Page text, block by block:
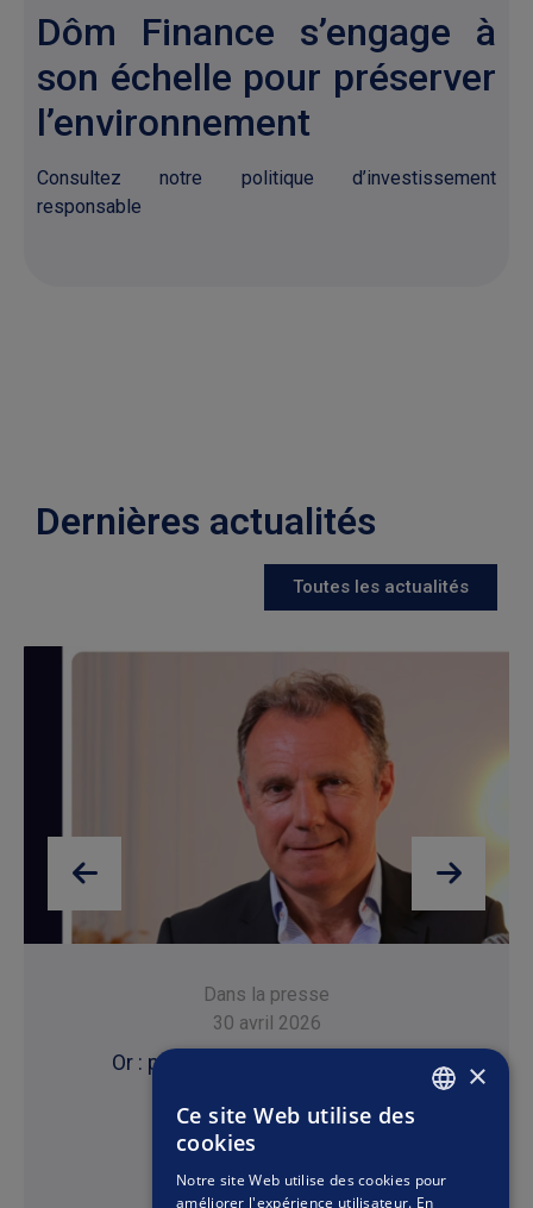
Dôm Finance s’engage à
son échelle pour préserver
l’environnement
Consultez notre politique d’investissement
responsable
Dernières actualités
Toutes les actualités
Dans la presse
30 avril 2026
Or : pourquoi autant de volatilité ? ×
Ce site Web utilise des
cookies
Notre site Web utilise des cookies pour
améliorer l'expérience utilisateur. En